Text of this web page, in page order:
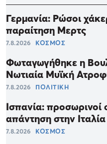
Γερμανία: Ρώσοι
παραίτηση Μερτς
7.8.2026 ΚΟΣΜΟΣ
Φωταγωγήθηκε η
Νωτιαία Μυϊκή
7.8.2026 ΠΟΛΙΤΙΚΗ
Ισπανία: προσωρινοί
απάντηση στην Ιταλία
7.8.2026 ΚΟΣΜΟΣ